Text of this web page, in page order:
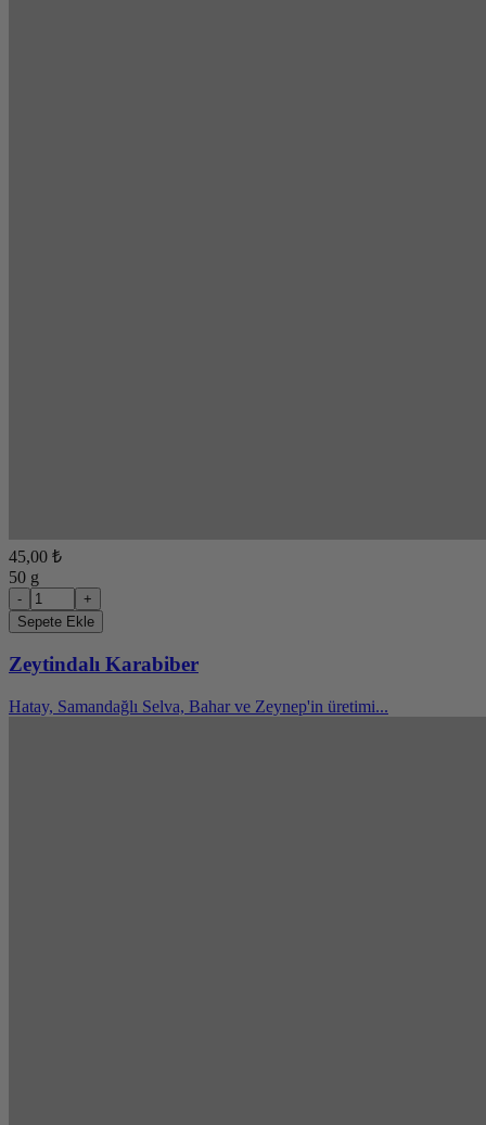
45,00 ₺
50 g
-
+
Sepete Ekle
Zeytindalı Karabiber
Hatay, Samandağlı Selva, Bahar ve Zeynep'in üretimi...